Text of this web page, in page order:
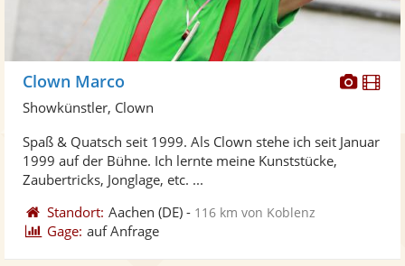
Fotos
Clown Marco
Showkünstler, Clown
Spaß & Quatsch seit 1999. Als Clown stehe ich seit Januar
1999 auf der Bühne. Ich lernte meine Kunststücke,
Zaubertricks, Jonglage, etc. ...
Standort: Aachen (DE) - 116 km von Koblenz
Gage: auf Anfrage